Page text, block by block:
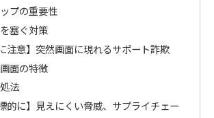
プの重要性
塞ぐ対策
注意】突然画面に現れるサポート詐欺
面の特徴
法
的に】見えにくい脅威、サプライチェー